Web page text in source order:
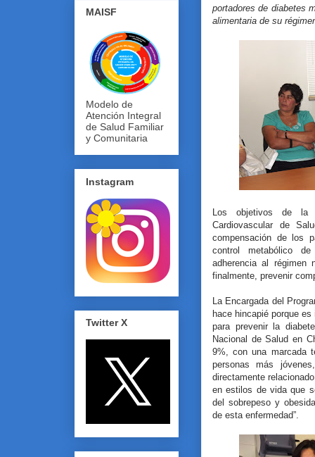
portadores de diabetes
alimentaria de su
Los objetivos de la
Cardiovascular de
compensación de los
control metabólico
adherencia al régimen
finalmente, prevenir
La Encargada del
hace hincapié porque
para prevenir la
Nacional de Salud en
9%, con una marcada
personas más
directamente
en estilos de vida que
del sobrepeso y
de esta enfermedad”.
MAISF
Modelo de
Atención Integral
de Salud Familiar
y Comunitaria
Instagram
Twitter X